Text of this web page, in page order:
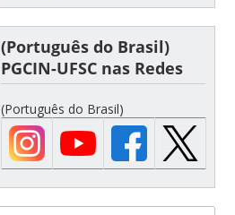
(Português do Brasil)
PGCIN-UFSC nas Redes
(Português do Brasil)